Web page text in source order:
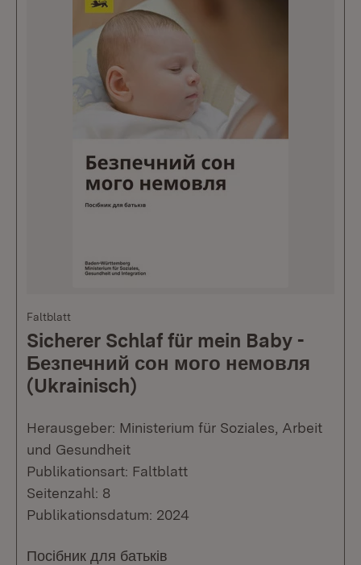
Faltblatt
Sicherer Schlaf für mein Baby -
Безпечний сон мого немовля
(Ukrainisch)
Herausgeber: Ministerium für Soziales, Arbeit
und Gesundheit
Publikationsart: Faltblatt
Seitenzahl: 8
Publikationsdatum: 2024
Посібник для батьків